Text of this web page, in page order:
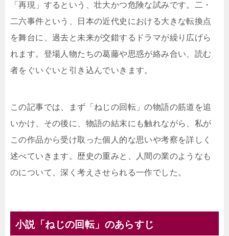
「再現」するという、壮大かつ危険な試みです。二・
二六事件という、日本の近代史における大きな転換点
を舞台に、過去と未来が交錯するドラマが繰り広げら
れます。登場人物たちの葛藤や思惑が絡み合い、読む
者をぐいぐいと引き込んでいきます。
この記事では、まず「ねじの回転」の物語の筋道を追
いかけ、その後に、物語の結末にも触れながら、私が
この作品から受け取った個人的な思いや考察を詳しく
述べていきます。歴史の重みと、人間の業のようなも
のについて、深く考えさせられる一作でした。
小説「ねじの回転」のあらすじ